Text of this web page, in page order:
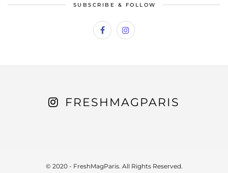
SUBSCRIBE & FOLLOW
FRESHMAGPARIS
© 2020 - FreshMagParis. All Rights Reserved.